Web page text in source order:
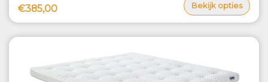
€385,00 Bekijk opties